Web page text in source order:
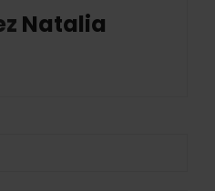
Natalia